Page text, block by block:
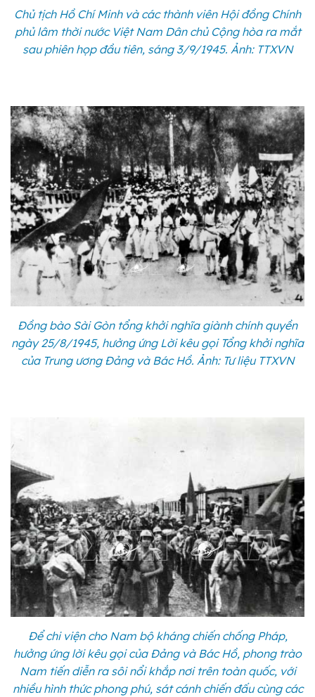
Chủ tịch Hồ Chí Minh và các thành viên Hội đồng Chính
phủ lâm thời nước Việt Nam Dân chủ Cộng hòa ra mắt
sau phiên họp đầu tiên, sáng 3/9/1945. Ảnh: TTXVN
Đồng bào Sài Gòn tổng khởi nghĩa giành chính quyền
ngày 25/8/1945, hưởng ứng Lời kêu gọi Tổng khởi nghĩa
của Trung ương Đảng và Bác Hồ. Ảnh: Tư liệu TTXVN
Để chi viện cho Nam bộ kháng chiến chống Pháp,
hưởng ứng lời kêu gọi của Đảng và Bác Hồ, phong trào
Nam tiến diễn ra sôi nổi khắp nơi trên toàn quốc, với
nhiều hình thức phong phú, sát cánh chiến đấu cùng các